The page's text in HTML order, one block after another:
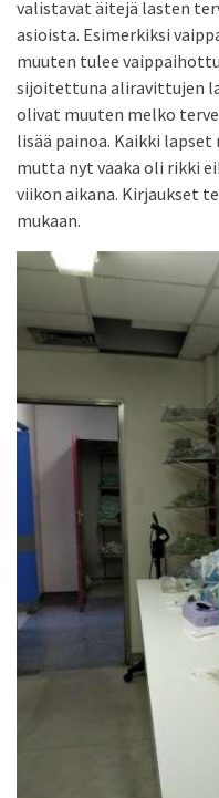
valistavat äitejä lasten
asioista. Esimerkiksi
muuten tulee
sijoitettuna aliravittujen
olivat muuten melko
lisää painoa. Kaikki
mutta nyt vaaka oli rikki
viikon aikana. Kirjaukset
mukaan.